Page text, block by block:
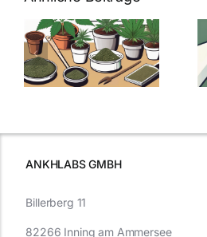
Grenzwert-
Regelung:
Was Sie über
Cannabis und
müssen
ANKHLABS GMBH
Billerberg 11
82266 Inning am Ammersee